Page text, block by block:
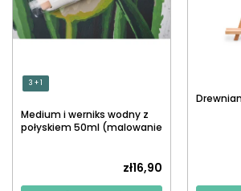
3 + 1
Medium i werniks wodny z
połyskiem 50ml (malowanie
zł16,90